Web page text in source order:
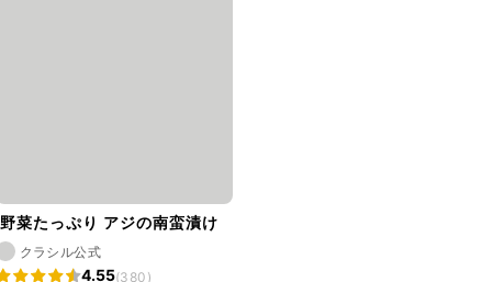
野菜たっぷり アジの南蛮漬け
クラシル公式
4.55(380)